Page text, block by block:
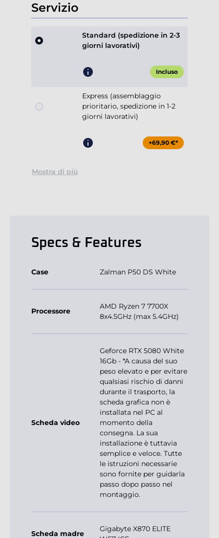
Servizio
Standard (spedizione in 2-3
giorni lavorativi)
Incluso
Express (assemblaggio
prioritario, spedizione in 1-2
giorni lavorativi)
+69,90 €*
Mostra di più
Specs & Features
Case Zalman P50 DS White
Processore
AMD Ryzen 7 7700X
8x4.5GHz (max 5.4GHz)
Scheda video
Geforce RTX 5080 White
16Gb - *A causa del suo
peso elevato e per evitare
qualsiasi rischio di danni
durante il trasporto, la
scheda grafica non è
installata nel PC al
momento della
consegna. La sua
installazione è tuttavia
semplice e veloce. Tutte
le istruzioni necessarie
sono fornite per guidarla
passo dopo passo nel
montaggio.
Scheda madre
Gigabyte X870 ELITE